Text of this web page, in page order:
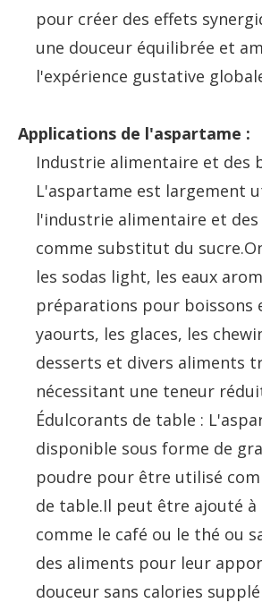
pour créer des effets
une douceur équilibrée et
l'expérience gustative
Applications de l'aspartame :
Industrie alimentaire et des
L'aspartame est largement
l'industrie alimentaire et des
comme substitut du
les sodas light, les eaux
préparations pour boissons
yaourts, les glaces, les
desserts et divers aliments
nécessitant une teneur
Édulcorants de table :
disponible sous forme de
poudre pour être utilisé
de table.Il peut être ajouté à
comme le café ou le thé ou
des aliments pour leur
douceur sans calories